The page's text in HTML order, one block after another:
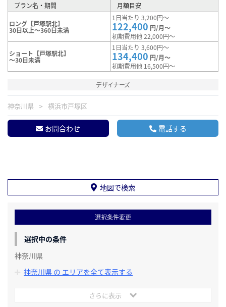
プラン名・期間 月額目安
ロング【戸塚駅北】
30日以上～360日未満
1日当たり 3,200円～
122,400 円/月～
初期費用他 22,000円～
ショート【戸塚駅北】
～30日未満
1日当たり 3,600円～
134,400 円/月～
初期費用他 16,500円～
デザイナーズ
神奈川県 横浜市戸塚区
お問合わせ 電話する
地図で検索
選択条件変更
選択中の条件
神奈川県
神奈川県 の エリアを全て表示する
さらに表示